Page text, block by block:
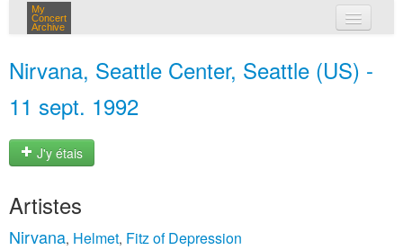
My
Concert
Archive
Nirvana, Seattle Center, Seattle (US) -
11 sept. 1992
J'y étais
Artistes
Nirvana, Helmet, Fitz of Depression